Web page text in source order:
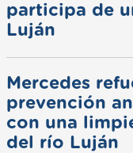
participa de
Luján
Mercedes
prevención
con una
del río Luján